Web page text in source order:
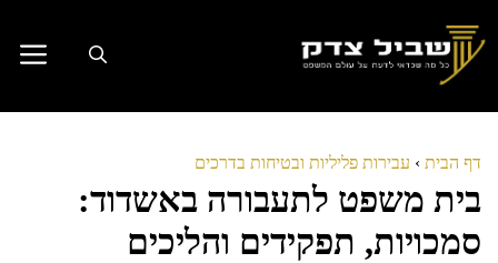
לתוכן
דף הבית › עבירות פליליות ובטיחות בדרכים
בית משפט לתעבורה באשדוד:
סמכויות, תפקידים והליכים